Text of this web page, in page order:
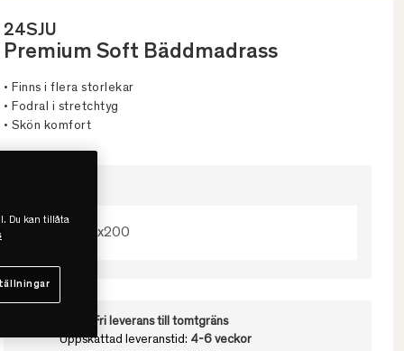
24SJU
Premium Soft Bäddmadrass
• Finns i flera storlekar
• Fodral i stretchtyg
• Skön komfort
180x200
Fri leverans till tomtgräns
Uppskattad leveranstid: 4-6 veckor
Du kan tillåta